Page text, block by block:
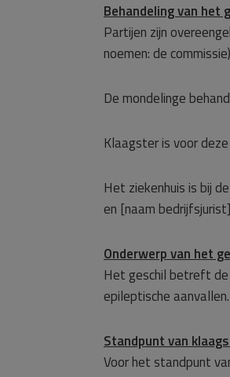
Behandeling van het
Partijen zijn
noemen: de
De mondelinge
Klaagster is voor
Het ziekenhuis is bij
en [naam
Onderwerp van het
Het geschil betreft
epileptische aanvallen.
Standpunt van
Voor het standpunt